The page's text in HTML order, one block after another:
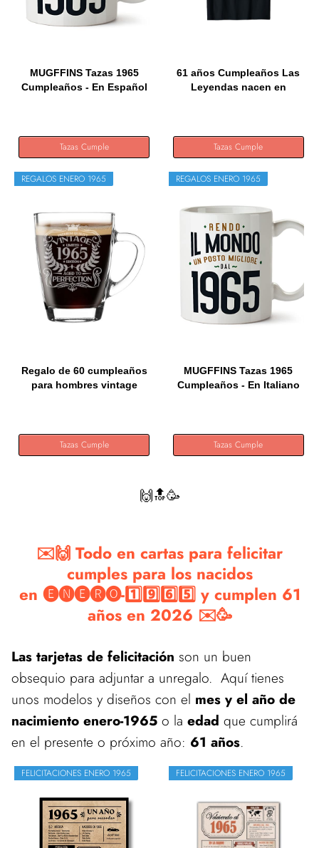
MUGFFINS Tazas 1965
Cumpleaños - En Español
Tazas Cumple
61 años Cumpleaños Las
Leyendas nacen en
Tazas Cumple
REGALOS ENERO 1965
Regalo de 60 cumpleaños
para hombres vintage
Tazas Cumple
REGALOS ENERO 1965
MUGFFINS Tazas 1965
Cumpleaños - En Italiano
Tazas Cumple
🙌🔝🥳
✉️🙌 Todo en cartas para felicitar
cumples para los nacidos
en 🅔🅝🅔🅡🅞-1️⃣9️⃣6️⃣5️⃣ y cumplen 61
años en 2026 ✉️🥳
Las tarjetas de felicitación son un buen
obsequio para adjuntar a unregalo. Aquí tienes
unos modelos y diseños con el mes y el año de
nacimiento enero-1965 o la edad que cumplirá
en el presente o próximo año: 61 años.
FELICITACIONES ENERO 1965 FELICITACIONES ENERO 1965